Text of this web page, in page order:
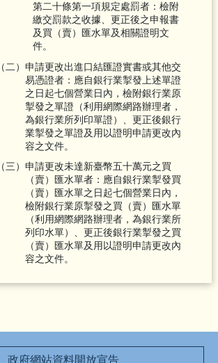
第二十條第一項規定處罰者：檢附
繳交罰款之收據、更正後之申報書
及買（賣）匯水單及相關證明文
件。
（二）申請更改出進口結匯證實書或其他交
易憑證者：應自銀行業掣發上述單證
之日起七個營業日內，檢附銀行業原
掣發之單證（利用網際網路辦理者，
為銀行業所列印單證）、更正後銀行
業掣發之單證及用以證明申請更改內
容之文件。
（三）申請更改未達新臺幣五十萬元之買
（賣）匯水單者：應自銀行業掣發買
（賣）匯水單之日起七個營業日內，
檢附銀行業原掣發之買（賣）匯水單
（利用網際網路辦理者，為銀行業所
列印水單）、更正後銀行業掣發之買
（賣）匯水單及用以證明申請更改內
容之文件。
政府網站資料開放宣告